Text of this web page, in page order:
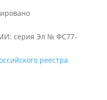
серия Эл № ФС77-
реестра